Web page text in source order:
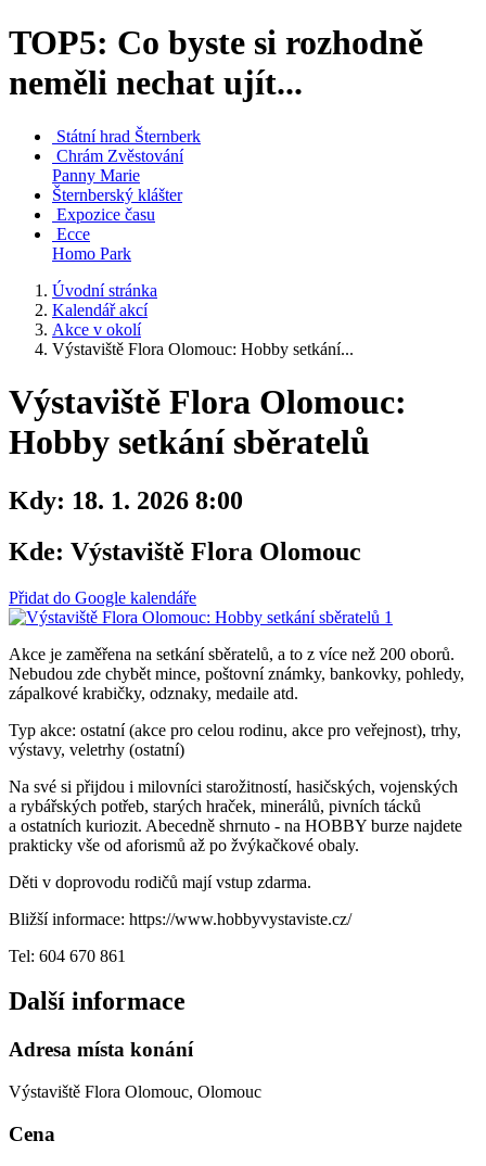
TOP5: Co byste si rozhodně
neměli nechat ujít...
Státní hrad Šternberk
Chrám Zvěstování
Panny Marie
Šternberský klášter
Expozice času
Ecce
Homo Park
Úvodní stránka
Kalendář akcí
Akce v okolí
Výstaviště Flora Olomouc: Hobby setkání...
Výstaviště Flora Olomouc:
Hobby setkání sběratelů
Kdy: 18. 1. 2026 8:00
Kde: Výstaviště Flora Olomouc
Přidat do Google kalendáře
Akce je zaměřena na setkání sběratelů, a to z více než 200 oborů.
Nebudou zde chybět mince, poštovní známky, bankovky, pohledy,
zápalkové krabičky, odznaky, medaile atd.
Typ akce: ostatní (akce pro celou rodinu, akce pro veřejnost), trhy,
výstavy, veletrhy (ostatní)
Na své si přijdou i milovníci starožitností, hasičských, vojenských
a rybářských potřeb, starých hraček, minerálů, pivních tácků
a ostatních kuriozit. Abecedně shrnuto - na HOBBY burze najdete
prakticky vše od aforismů až po žvýkačkové obaly.
Děti v doprovodu rodičů mají vstup zdarma.
Bližší informace: https://www.hobbyvystaviste.cz/
Tel: 604 670 861
Další informace
Adresa místa konání
Výstaviště Flora Olomouc, Olomouc
Cena